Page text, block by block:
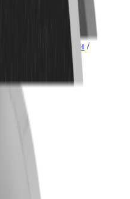
Элитные памятники /